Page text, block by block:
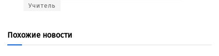
Учитель
Похожие новости